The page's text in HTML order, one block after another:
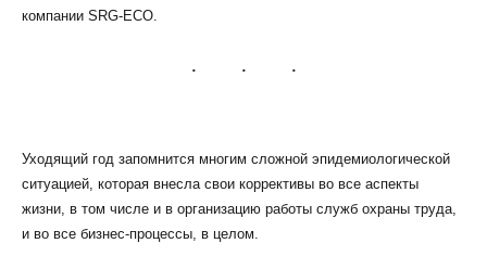
КЛИЕНТСКИЙ СЕРВИС
компании SRG-ECO.
Уходящий год запомнится многим сложной эпидемиологической
ситуацией, которая внесла свои коррективы во все аспекты
жизни, в том числе и в организацию работы служб охраны труда,
и во все бизнес-процессы, в целом.